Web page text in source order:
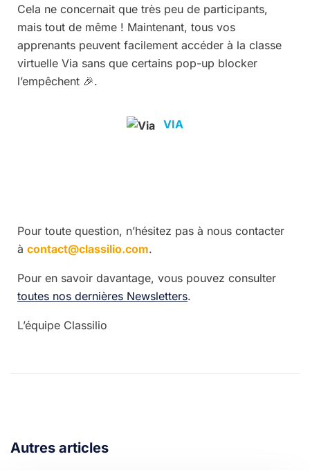
Cela ne concernait que très peu de participants,
mais tout de même ! Maintenant, tous vos
apprenants peuvent facilement accéder à la classe
virtuelle Via sans que certains pop-up blocker
l’empêchent 🎉.
VIA
Pour toute question, n’hésitez pas à nous contacter
à contact@classilio.com.
Pour en savoir davantage, vous pouvez consulter
toutes nos dernières Newsletters.
L’équipe Classilio
Autres articles